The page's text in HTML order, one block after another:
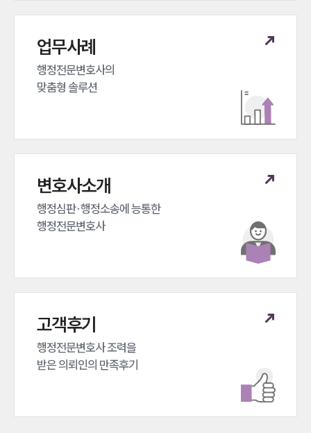
업무사례
행정전문변호사의
맞춤형 솔루션
변호사소개
행정심판·행정소송에 능통한
행정전문변호사
고객후기
행정전문변호사 조력을
받은 의뢰인의 만족후기